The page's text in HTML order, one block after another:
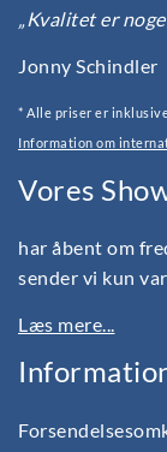
„Kvalitet er
Jonny Schindler
* Alle priser er
Information om
Vores
har åbent om
sender vi kun
Læs mere...